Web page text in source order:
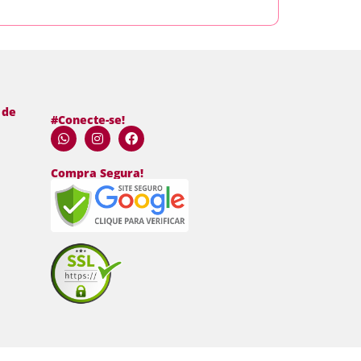
#Conecte-se!
Compra Segura!